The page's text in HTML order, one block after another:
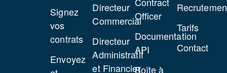
Signez
vos
contrats
Envoyez
Directeur
Commercial
Directeur
Administratif
et Financier
Officer
Documentation
API
Boîte à
Tarifs
Contact